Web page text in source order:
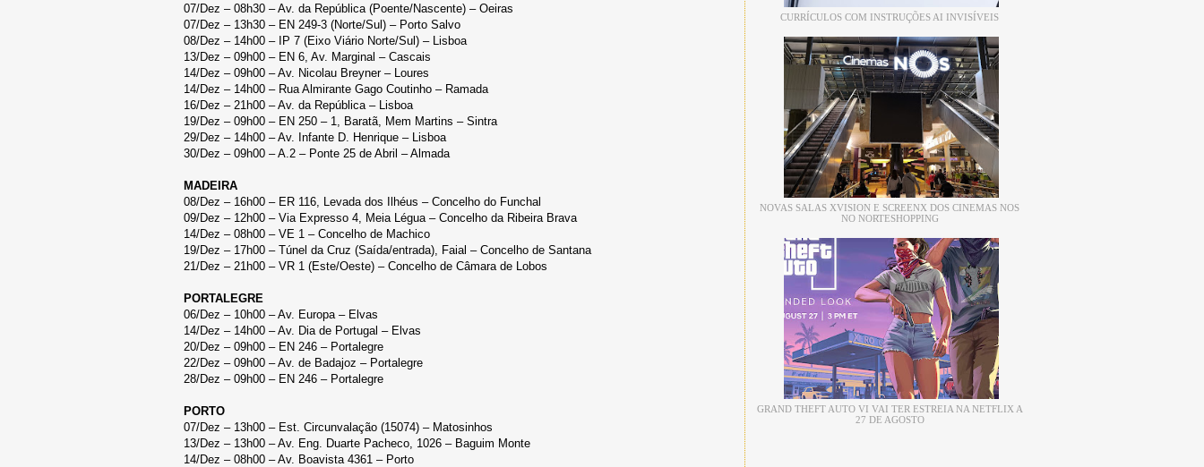
07/Dez – 08h30 – Av. da República (Poente/Nascente) – Oeiras
07/Dez – 13h30 – EN 249-3 (Norte/Sul) – Porto Salvo
08/Dez – 14h00 – IP 7 (Eixo Viário Norte/Sul) – Lisboa
13/Dez – 09h00 – EN 6, Av. Marginal – Cascais
14/Dez – 09h00 – Av. Nicolau Breyner – Loures
14/Dez – 14h00 – Rua Almirante Gago Coutinho – Ramada
16/Dez – 21h00 – Av. da República – Lisboa
19/Dez – 09h00 – EN 250 – 1, Baratã, Mem Martins – Sintra
29/Dez – 14h00 – Av. Infante D. Henrique – Lisboa
30/Dez – 09h00 – A.2 – Ponte 25 de Abril – Almada
MADEIRA
08/Dez – 16h00 – ER 116, Levada dos Ilhéus – Concelho do Funchal
09/Dez – 12h00 – Via Expresso 4, Meia Légua – Concelho da Ribeira Brava
14/Dez – 08h00 – VE 1 – Concelho de Machico
19/Dez – 17h00 – Túnel da Cruz (Saída/entrada), Faial – Concelho de Santana
21/Dez – 21h00 – VR 1 (Este/Oeste) – Concelho de Câmara de Lobos
PORTALEGRE
06/Dez – 10h00 – Av. Europa – Elvas
14/Dez – 14h00 – Av. Dia de Portugal – Elvas
20/Dez – 09h00 – EN 246 – Portalegre
22/Dez – 09h00 – Av. de Badajoz – Portalegre
28/Dez – 09h00 – EN 246 – Portalegre
PORTO
07/Dez – 13h00 – Est. Circunvalação (15074) – Matosinhos
13/Dez – 13h00 – Av. Eng. Duarte Pacheco, 1026 – Baguim Monte
14/Dez – 08h00 – Av. Boavista 4361 – Porto
CURRÍCULOS COM INSTRUÇÕES AI INVISÍVEIS
NOVAS SALAS XVISION E SCREENX DOS CINEMAS NOS
NO NORTESHOPPING
GRAND THEFT AUTO VI VAI TER ESTREIA NA NETFLIX A
27 DE AGOSTO